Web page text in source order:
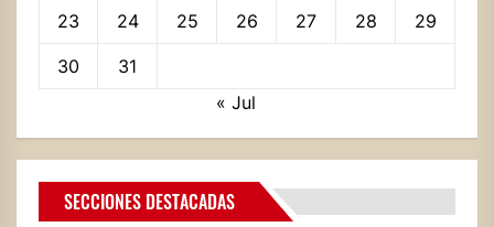
23 24 25 26 27 28 29
30
31
« Jul
SECCIONES DESTACADAS